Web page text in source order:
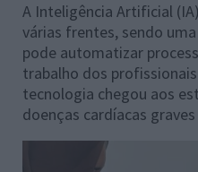
A Inteligência Artificial
várias frentes, sendo
pode automatizar
trabalho dos
tecnologia chegou aos
doenças cardíacas